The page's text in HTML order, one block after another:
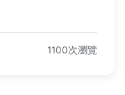
1100次瀏覽